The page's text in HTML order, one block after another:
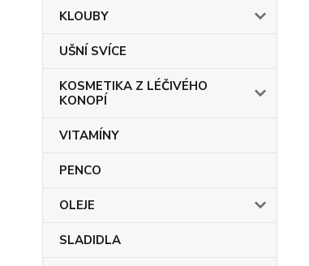
KLOUBY
UŠNÍ SVÍCE
KOSMETIKA Z LÉČIVÉHO
KONOPÍ
VITAMÍNY
PENCO
OLEJE
SLADIDLA